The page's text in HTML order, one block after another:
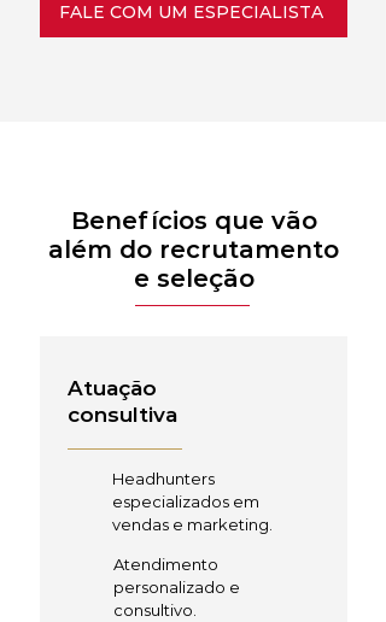
FALE COM UM ESPECIALISTA
Benefícios que vão
além do recrutamento
e seleção
Atuação
consultiva
Headhunters
especializados em
vendas e marketing.
Atendimento
personalizado e
consultivo.